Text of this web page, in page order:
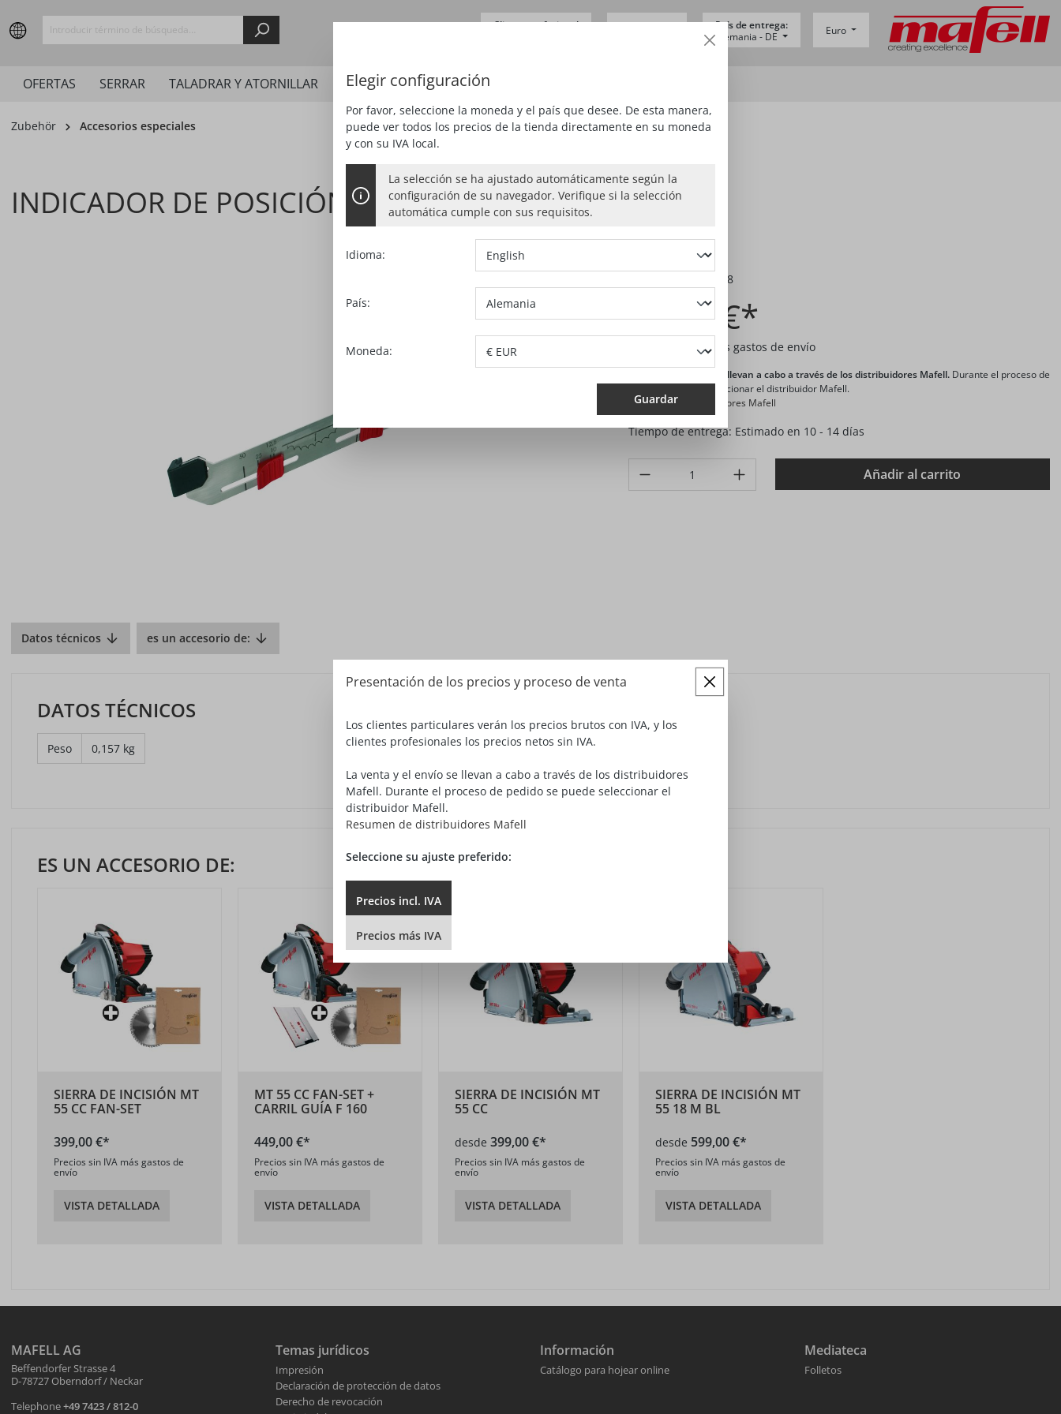
Zur Hauptnavigation springen
Cliente profesional
País de entrega:
Alemania - DE Euro
OFERTAS SERRAR TALADRAR Y ATORNILLAR LIJAR CEPILLAR FRESAR
Zubehör Accesorios especiales
INDICADOR DE POSICIÓN MT-PA
205398
67,60 €*
Precios sin IVA más gastos de envío
La venta y el envío se llevan a cabo a través de los distribuidores Mafell. Durante el proceso de
pedido se puede seleccionar el distribuidor Mafell.
Resumen de distribuidores Mafell
Tiempo de entrega: Estimado en 10 - 14 días
Produkt Anzahl: Gib den gewünschten Wert ein oder benutze die
Añadir al carrito
Datos técnicos es un accesorio de:
DATOS TÉCNICOS
Peso 0,157 kg
ES UN ACCESORIO DE:
SIERRA DE INCISIÓN MT
55 CC FAN-SET
399,00 €*
Precios sin IVA más gastos de
envío
VISTA DETALLADA
MT 55 CC FAN-SET +
CARRIL GUÍA F 160
449,00 €*
Precios sin IVA más gastos de
envío
VISTA DETALLADA
SIERRA DE INCISIÓN MT
55 CC
desde 399,00 €*
Precios sin IVA más gastos de
envío
VISTA DETALLADA
SIERRA DE INCISIÓN MT
55 18 M BL
desde 599,00 €*
Precios sin IVA más gastos de
envío
VISTA DETALLADA
MAFELL AG
Beffendorfer Strasse 4
D-78727 Oberndorf / Neckar
Telephone+49 7423 / 812-0
Temas jurídicos
Impresión
Declaración de protección de datos
Derecho de revocación
Información
Catálogo para hojear online
Mediateca
Folletos
Presentación de los precios y proceso de venta
Los clientes particulares verán los precios brutos con IVA, y los
clientes profesionales los precios netos sin IVA.
La venta y el envío se llevan a cabo a través de los distribuidores
Mafell. Durante el proceso de pedido se puede seleccionar el
distribuidor Mafell.
Resumen de distribuidores Mafell
Seleccione su ajuste preferido:
Precios incl. IVA
Precios más IVA
Elegir configuración
Por favor, seleccione la moneda y el país que desee. De esta manera,
puede ver todos los precios de la tienda directamente en su moneda
y con su IVA local.
La selección se ha ajustado automáticamente según la
configuración de su navegador. Verifique si la selección
automática cumple con sus requisitos.
Idioma:
País:
Moneda:
Guardar